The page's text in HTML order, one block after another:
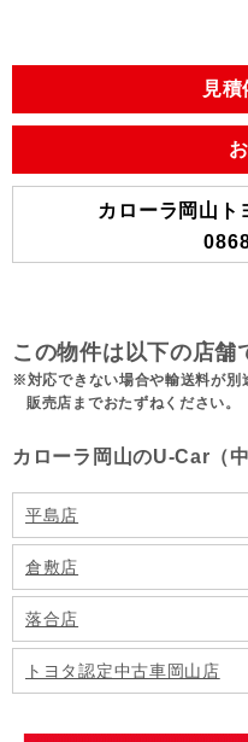
見
カローラ岡山ト
この物件は以下の店舗
対応できない場合や輸送料が
販売店までおたずねください。
カローラ岡山のU-Car（
平島店
倉敷店
落合店
トヨタ認定中古車岡山店